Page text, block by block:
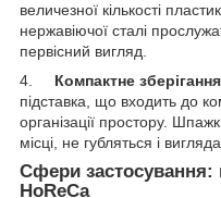
величезної кількості
нержавіючої сталі
первісний вигляд.
4. Компактне
підставка, що входить до
організації простору.
місці, не губляться і
Сфери застосування:
HoReCa